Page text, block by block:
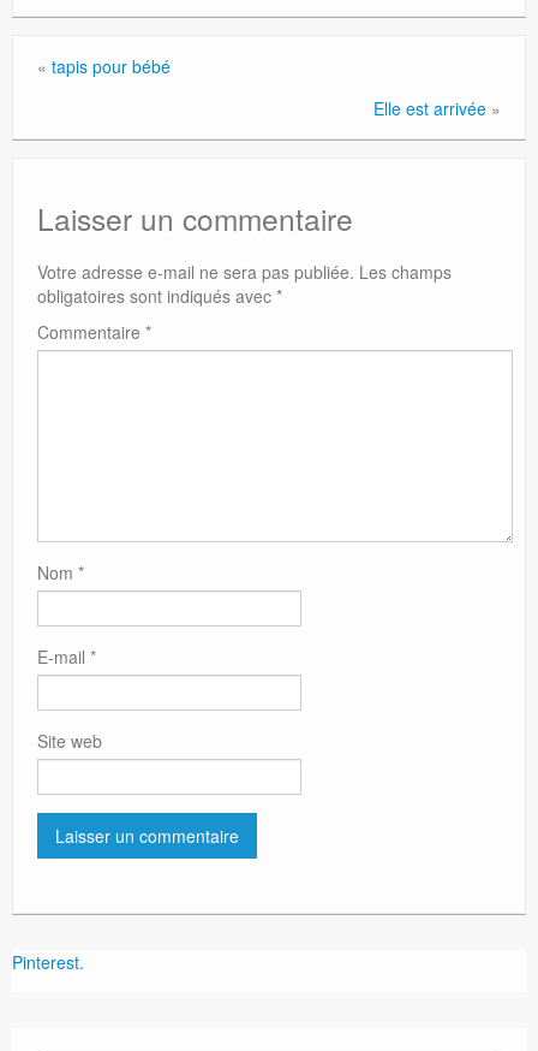
« tapis pour bébé
Elle est arrivée »
Laisser un commentaire
Votre adresse e-mail ne sera pas publiée. Les champs
obligatoires sont indiqués avec *
Commentaire *
Nom *
E-mail *
Site web
Pinterest.